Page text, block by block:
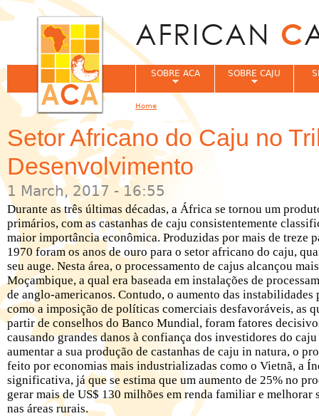
Setor Africano do Caju no
Desenvolvimento
1 March, 2017 - 16:55
Durante as três últimas décadas, a África se tornou um
primários, com as castanhas de caju consistentemente
maior importância econômica. Produzidas por mais de treze
1970 foram os anos de ouro para o setor africano do caju,
seu auge. Nesta área, o processamento de cajus alcançou
Moçambique, a qual era baseada em instalações de
de anglo-americanos. Contudo, o aumento das
como a imposição de políticas comerciais desfavoráveis, as
partir de conselhos do Banco Mundial, foram fatores
causando grandes danos à confiança dos investidores do
aumentar a sua produção de castanhas de caju in natura, o
feito por economias mais industrializadas como o Vietnã, a
significativa, já que se estima que um aumento de 25% no
gerar mais de US$ 130 milhões em renda familiar e
nas áreas rurais.
SOBRE ACA SOBRE CAJU
You are here
Home